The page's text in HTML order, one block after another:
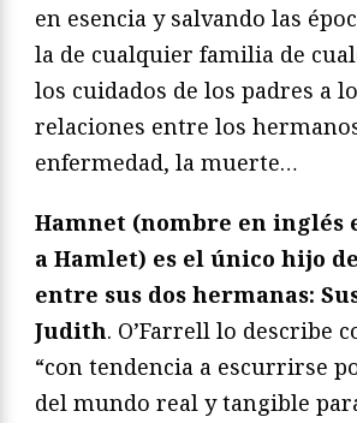
en esencia y salvando las
la de cualquier familia de
los cuidados de los padres a
relaciones entre los
enfermedad, la muerte…
Hamnet (nombre en inglés
a Hamlet) es el único hijo
entre sus dos hermanas:
Judith. O’Farrell lo describe
“con tendencia a escurrirse
del mundo real y tangible